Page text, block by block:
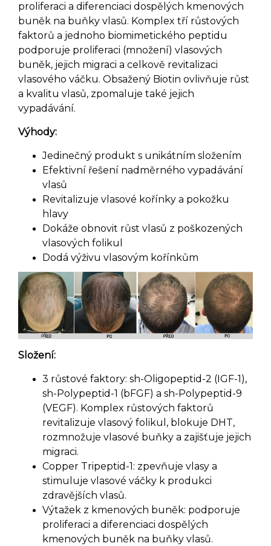
proliferaci a diferenciaci dospělých kmenových
buněk na buňky vlasů. Komplex tří růstových
faktorů a jednoho biomimetického peptidu
podporuje proliferaci (množení) vlasových
buněk, jejich migraci a celkově revitalizaci
vlasového váčku. Obsažený Biotin ovlivňuje růst
a kvalitu vlasů, zpomaluje také jejich
vypadávání.
Výhody:
Jedinečný produkt s unikátním složením
Efektivní řešení nadměrného vypadávání
vlasů
Revitalizuje vlasové kořínky a pokožku
hlavy
Dokáže obnovit růst vlasů z poškozených
vlasových folikul
Dodá výživu vlasovým kořínkům
Složení:
3 růstové faktory: sh-Oligopeptid-2 (IGF-1),
sh-Polypeptid-1 (bFGF) a sh-Polypeptid-9
(VEGF). Komplex růstových faktorů
revitalizuje vlasový folikul, blokuje DHT,
rozmnožuje vlasové buňky a zajišťuje jejich
migraci.
Copper Tripeptid-1: zpevňuje vlasy a
stimuluje vlasové váčky k produkci
zdravějších vlasů.
Výtažek z kmenových buněk: podporuje
proliferaci a diferenciaci dospělých
kmenových buněk na buňky vlasů.